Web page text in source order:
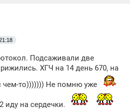
Подсаживали две
ХГЧ на 14 день 670, на
чем-то))))))) Не помню уже
иду на сердечки.